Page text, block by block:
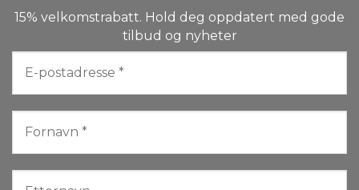
15% velkomstrabatt. Hold deg oppdatert med gode
tilbud og nyheter